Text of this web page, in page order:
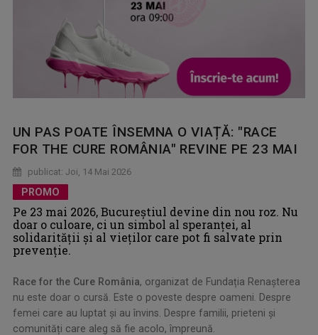
UN PAS POATE ÎNSEMNA O VIAȚĂ: "RACE
FOR THE CURE ROMÂNIA" REVINE PE 23 MAI
publicat: Joi, 14 Mai 2026
PROMO
Pe 23 mai 2026, Bucureștiul devine din nou roz. Nu
doar o culoare, ci un simbol al speranței, al
solidarității și al vieților care pot fi salvate prin
prevenție.
Race for the Cure România, organizat de Fundația Renașterea
nu este doar o cursă. Este o poveste despre oameni. Despre
femei care au luptat și au învins. Despre familii, prieteni și
comunități care aleg să fie acolo, împreună.